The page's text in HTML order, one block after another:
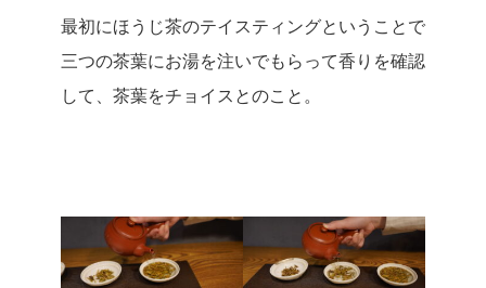
最初にほうじ茶のテイスティングということで
三つの茶葉にお湯を注いでもらって香りを確認
して、茶葉をチョイスとのこと。